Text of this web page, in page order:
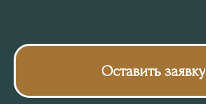
Оставить заявку